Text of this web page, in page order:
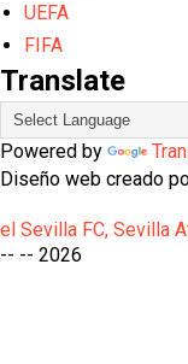
UEFA
FIFA
Translate
Powered by
Diseño web creado
el Sevilla FC, Sevilla
-- -- 2026